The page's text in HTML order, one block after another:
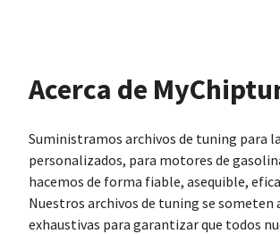
Acerca de
Suministramos archivos de tuning para la
personalizados, para motores de
hacemos de forma fiable, asequible,
Nuestros archivos de tuning se someten
exhaustivas para garantizar que todos